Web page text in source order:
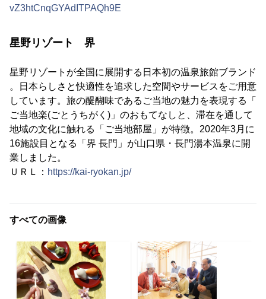
vZ3htCnqGYAdITPAQh9E
星野リゾート 界
星野リゾートが全国に展開する日本初の温泉旅館ブランド
。日本らしさと快適性を追求した空間やサービスをご用意
しています。旅の醍醐味であるご当地の魅力を表現する「
ご当地楽(ごとうちがく)」のおもてなしと、滞在を通して
地域の文化に触れる「ご当地部屋」が特徴。2020年3月に
16施設目となる「界 長門」が山口県・長門湯本温泉に開
業しました。
ＵＲＬ： https://kai-ryokan.jp/
すべての画像